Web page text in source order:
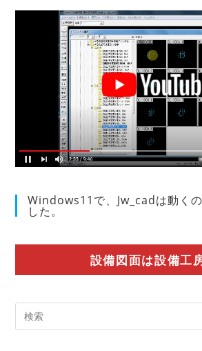
Windows11で、Jw_cadは動く
した。
設備図面は設備工